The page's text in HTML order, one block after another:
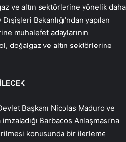
ve altın sektörlerine yönelik daha
Bakanlığı’ndan yapılan
muhalefet adaylarının
doğalgaz ve altın sektörlerine
Başkanı Nicolas Maduro ve
Barbados Anlaşması’na
konusunda bir ilerleme